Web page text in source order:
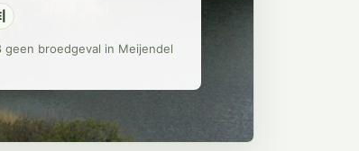
geen broedgeval in Meijendel